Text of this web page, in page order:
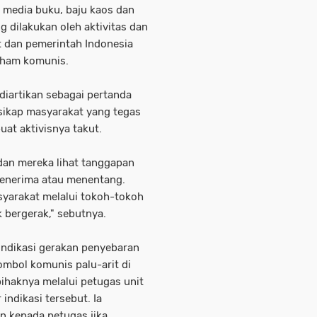
buku, baju kaos dan
dilakukan oleh aktivitas dan
pemerintah Indonesia
komunis.
sebagai pertanda
masyarakat yang tegas
aktivisnya takut.
mereka lihat tanggapan
atau menentang.
melalui tokoh-tokoh
sebutnya.
gerakan penyebaran
komunis palu-arit di
melalui petugas unit
indikasi tersebut. Ia